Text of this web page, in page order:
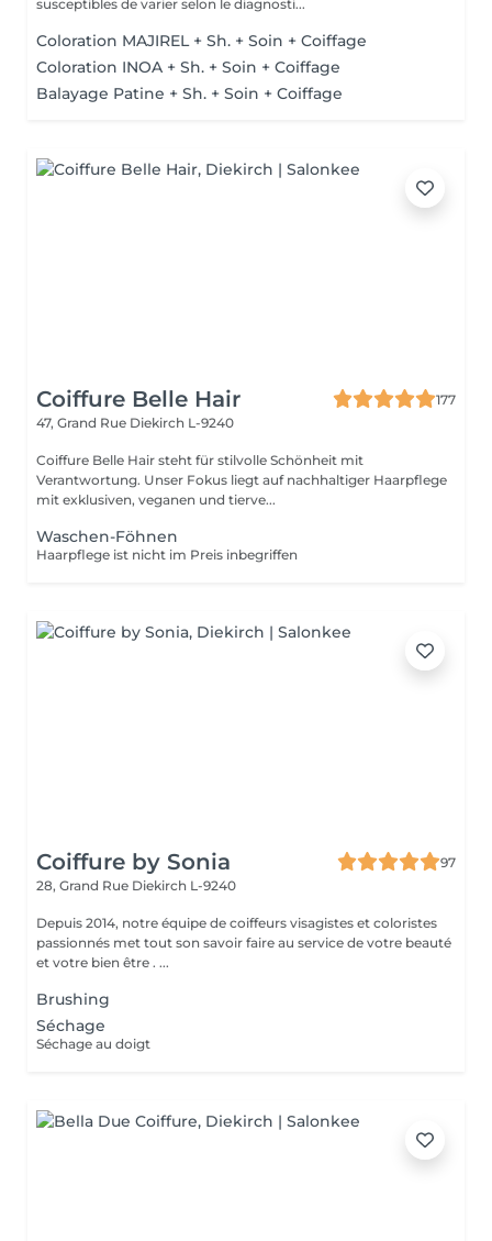
susceptibles de varier selon le diagnosti...
Coloration MAJIREL + Sh. + Soin + Coiffage
Coloration INOA + Sh. + Soin + Coiffage
Balayage Patine + Sh. + Soin + Coiffage
Coiffure Belle Hair
177
47, Grand Rue Diekirch L-9240
Coiffure Belle Hair steht für stilvolle Schönheit mit
Verantwortung. Unser Fokus liegt auf nachhaltiger Haarpflege
mit exklusiven, veganen und tierve...
Waschen-Föhnen
Haarpflege ist nicht im Preis inbegriffen
Coiffure by Sonia
97
28, Grand Rue Diekirch L-9240
Depuis 2014, notre équipe de coiffeurs visagistes et coloristes
passionnés met tout son savoir faire au service de votre beauté
et votre bien être . ...
Brushing
Séchage
Séchage au doigt